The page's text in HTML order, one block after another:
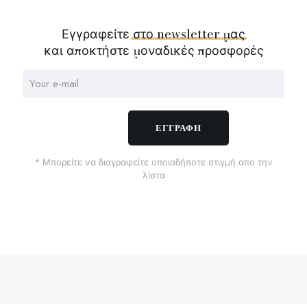
Εγγραφείτεστοnewsletterμας
και αποκτήστε μοναδικές προσφορές
* Μπορείτε να διαγραφείτε οποιαδήποτε στιγμή απο την
λίστα